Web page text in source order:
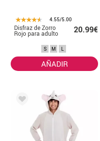
4.55/5.00
Disfraz de Zorro
Rojo para adulto 20.99€
S M L
AÑADIR